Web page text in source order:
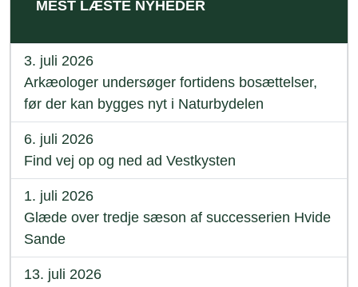
MEST LÆSTE NYHEDER
3. juli 2026
Arkæologer undersøger fortidens bosættelser,
før der kan bygges nyt i Naturbydelen
6. juli 2026
Find vej op og ned ad Vestkysten
1. juli 2026
Glæde over tredje sæson af successerien Hvide
Sande
13. juli 2026